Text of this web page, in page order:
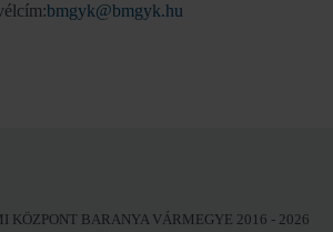
bmgyk@bmgyk.hu
KÖZPONT BARANYA VÁRMEGYE 2016 - 2026